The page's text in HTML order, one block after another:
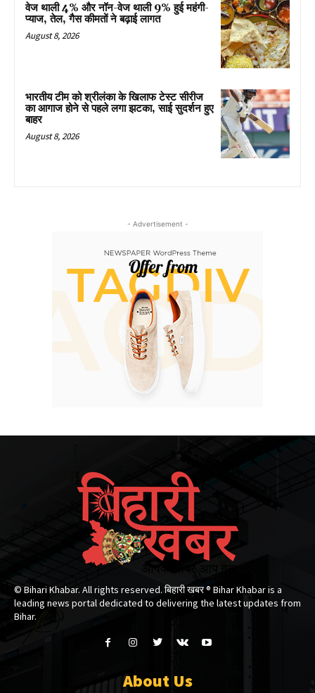
वेज थाली 4% और नॉन-वेज थाली 9% हुई महंगी-
प्याज, तेल, गैस कीमतों ने बढ़ाई लागत
August 8, 2026
भारतीय टीम को श्रीलंका के खिलाफ टेस्ट सीरीज
का आगाज होने से पहले लगा झटका, साई सुदर्शन हुए
बाहर
August 8, 2026
- Advertisement -
© Bihari Khabar. All rights reserved. बिहारी खबर ®​ Bihar Khabar is a
leading news portal dedicated to delivering the latest updates from
Bihar.
About Us